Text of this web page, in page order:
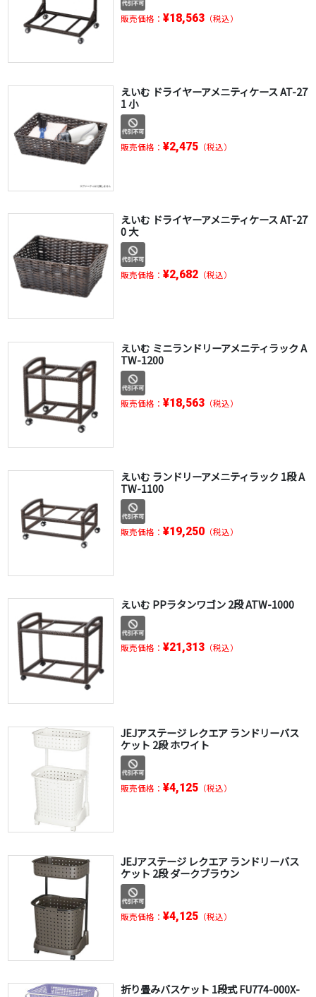
販売価格： ¥18,563（税込）
えいむ ドライヤーアメニティケース AT-27
1 小
販売価格： ¥2,475（税込）
えいむ ドライヤーアメニティケース AT-27
0 大
販売価格： ¥2,682（税込）
えいむ ミニランドリーアメニティラック A
TW-1200
販売価格： ¥18,563（税込）
えいむ ランドリーアメニティラック 1段 A
TW-1100
販売価格： ¥19,250（税込）
えいむ PPラタンワゴン 2段 ATW-1000
販売価格： ¥21,313（税込）
JEJアステージ レクエア ランドリーバス
ケット 2段 ホワイト
販売価格： ¥4,125（税込）
JEJアステージ レクエア ランドリーバス
ケット 2段 ダークブラウン
販売価格： ¥4,125（税込）
折り畳みバスケット 1段式 FU774-000X-